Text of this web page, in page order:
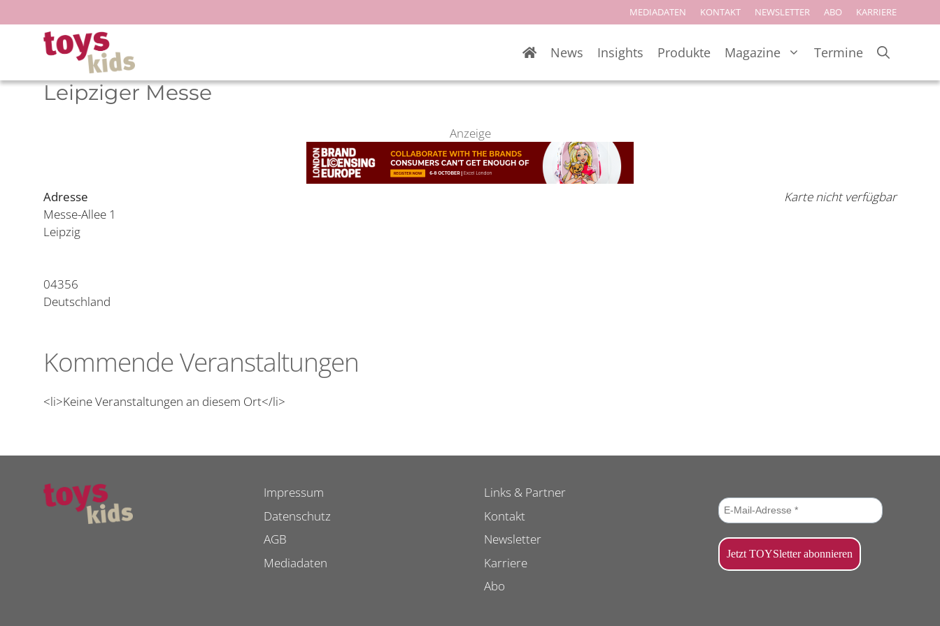
Inhalt
springen
MEDIADATEN KONTAKT NEWSLETTER ABO KARRIERE
News Insights Produkte Magazine Termine
Leipziger Messe
Anzeige
Karte nicht verfügbar
Adresse
Messe-Allee 1
Leipzig
04356
Deutschland
Kommende Veranstaltungen
<li>Keine Veranstaltungen an diesem Ort</li>
Impressum
Datenschutz
AGB
Mediadaten
Links & Partner
Kontakt
Newsletter
Karriere
Abo